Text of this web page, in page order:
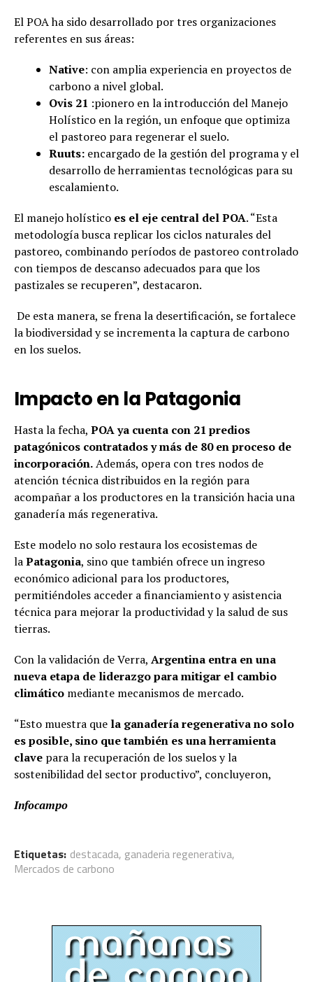
El POA ha sido desarrollado por tres organizaciones
referentes en sus áreas:
Native: con amplia experiencia en proyectos de
carbono a nivel global.
Ovis 21 :pionero en la introducción del Manejo
Holístico en la región, un enfoque que optimiza
el pastoreo para regenerar el suelo.
Ruuts: encargado de la gestión del programa y el
desarrollo de herramientas tecnológicas para su
escalamiento.
El manejo holístico es el eje central del POA. “Esta
metodología busca replicar los ciclos naturales del
pastoreo, combinando períodos de pastoreo controlado
con tiempos de descanso adecuados para que los
pastizales se recuperen”, destacaron.
De esta manera, se frena la desertificación, se fortalece
la biodiversidad y se incrementa la captura de carbono
en los suelos.
Impacto en la Patagonia
Hasta la fecha, POA ya cuenta con 21 predios
patagónicos contratados y más de 80 en proceso de
incorporación.Además, opera con tres nodos de
atención técnica distribuidos en la región para
acompañar a los productores en la transición hacia una
ganadería más regenerativa.
Este modelo no solo restaura los ecosistemas de
laPatagonia, sino que también ofrece un ingreso
económico adicional para los productores,
permitiéndoles acceder a financiamiento y asistencia
técnica para mejorar la productividad y la salud de sus
tierras.
Con la validación de Verra, Argentina entra en una
nueva etapa de liderazgo para mitigar el cambio
climático mediante mecanismos de mercado.
“Esto muestra que la ganadería regenerativa no solo
es posible, sino que también es una herramienta
clave para la recuperación de los suelos y la
sostenibilidad del sector productivo”, concluyeron,
Infocampo
Etiquetas: destacada, ganaderia regenerativa,
Mercados de carbono